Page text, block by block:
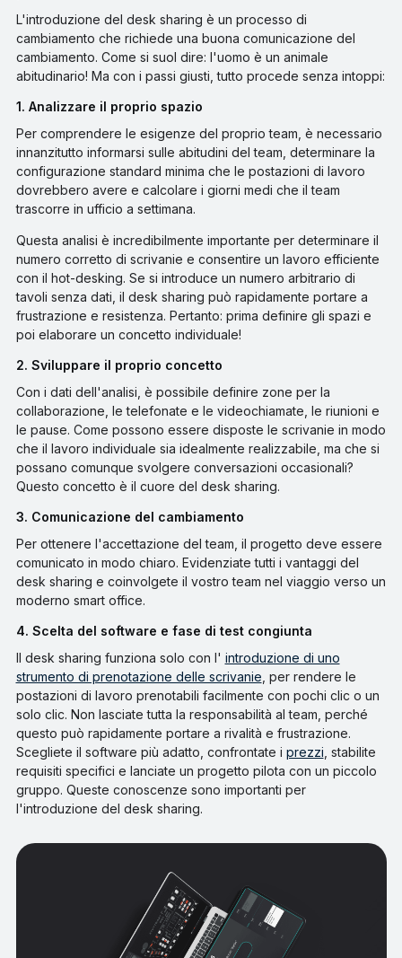
L'introduzione del desk sharing è un processo di
cambiamento che richiede una buona comunicazione del
cambiamento. Come si suol dire: l'uomo è un animale
abitudinario! Ma con i passi giusti, tutto procede senza intoppi:
1. Analizzare il proprio spazio
Per comprendere le esigenze del proprio team, è necessario
innanzitutto informarsi sulle abitudini del team, determinare la
configurazione standard minima che le postazioni di lavoro
dovrebbero avere e calcolare i giorni medi che il team
trascorre in ufficio a settimana.
Questa analisi è incredibilmente importante per determinare il
numero corretto di scrivanie e consentire un lavoro efficiente
con il hot-desking. Se si introduce un numero arbitrario di
tavoli senza dati, il desk sharing può rapidamente portare a
frustrazione e resistenza. Pertanto: prima definire gli spazi e
poi elaborare un concetto individuale!
2. Sviluppare il proprio concetto
Con i dati dell'analisi, è possibile definire zone per la
collaborazione, le telefonate e le videochiamate, le riunioni e
le pause. Come possono essere disposte le scrivanie in modo
che il lavoro individuale sia idealmente realizzabile, ma che si
possano comunque svolgere conversazioni occasionali?
Questo concetto è il cuore del desk sharing.
3. Comunicazione del cambiamento
Per ottenere l'accettazione del team, il progetto deve essere
comunicato in modo chiaro. Evidenziate tutti i vantaggi del
desk sharing e coinvolgete il vostro team nel viaggio verso un
moderno smart office.
4. Scelta del software e fase di test congiunta
Il desk sharing funziona solo con l' introduzione di uno
strumento di prenotazione delle scrivanie , per rendere le
postazioni di lavoro prenotabili facilmente con pochi clic o un
solo clic. Non lasciate tutta la responsabilità al team, perché
questo può rapidamente portare a rivalità e frustrazione.
Scegliete il software più adatto, confrontate i prezzi , stabilite
requisiti specifici e lanciate un progetto pilota con un piccolo
gruppo. Queste conoscenze sono importanti per
l'introduzione del desk sharing.